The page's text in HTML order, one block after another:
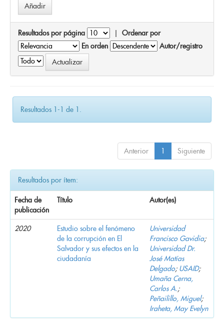
Resultados por página | Ordenar por
En orden
Autor/registro
Resultados 1-1 de 1.
Anterior 1 Siguiente
Resultados por ítem:
Fecha de
publicación
Título Autor(es)
2020
Estudio sobre el fenómeno
de la corrupción en El
Salvador y sus efectos en la
ciudadanía
Universidad
Francisco Gavidia;
Universidad Dr.
José Matías
Delgado; USAID;
Umaña Cerna,
Carlos A.;
Peñailillo, Miguel;
Iraheta, May Evelyn